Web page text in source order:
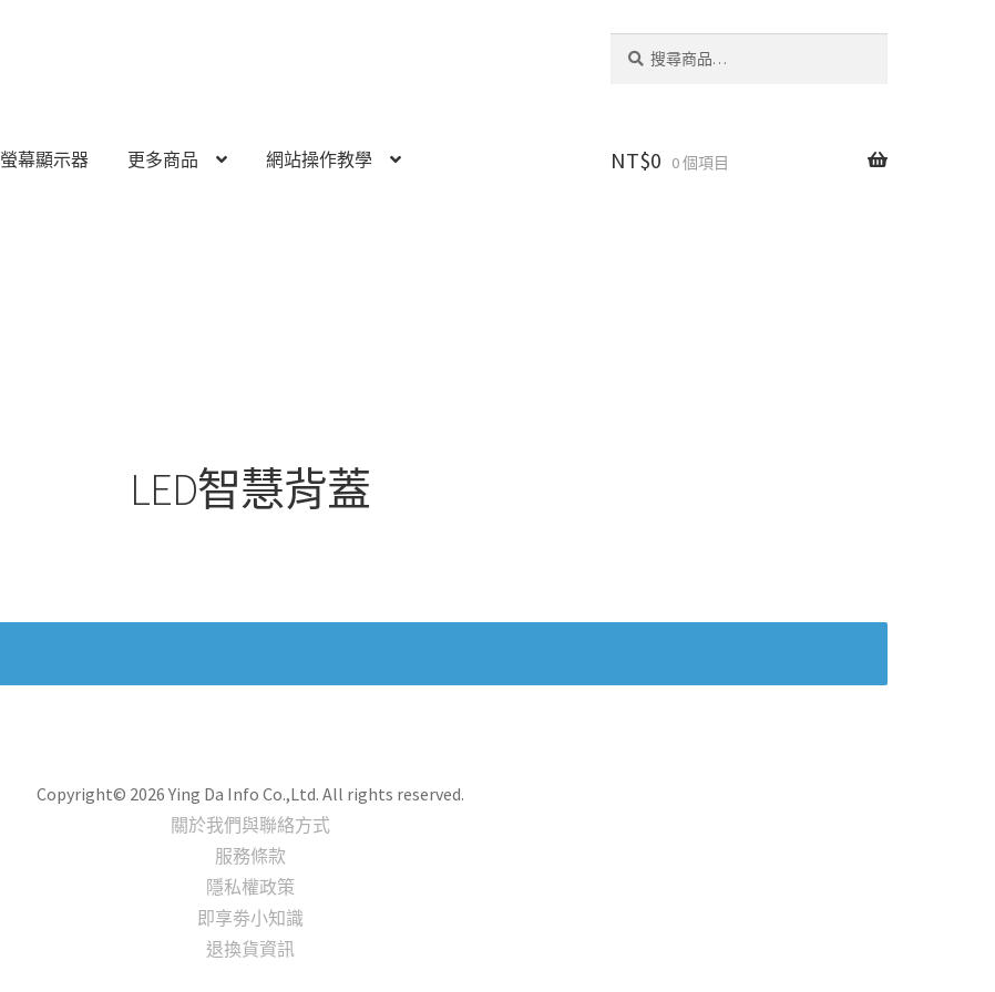
字:
螢幕顯示器 更多商品 網站操作教學 NT$0 0 個項目
LED智慧背蓋
Copyright© 2026 Ying Da Info Co.,Ltd. All rights reserved.
關於我們與聯絡方式
服務條款
隱私權政策
即享劵小知識
退換貨資訊